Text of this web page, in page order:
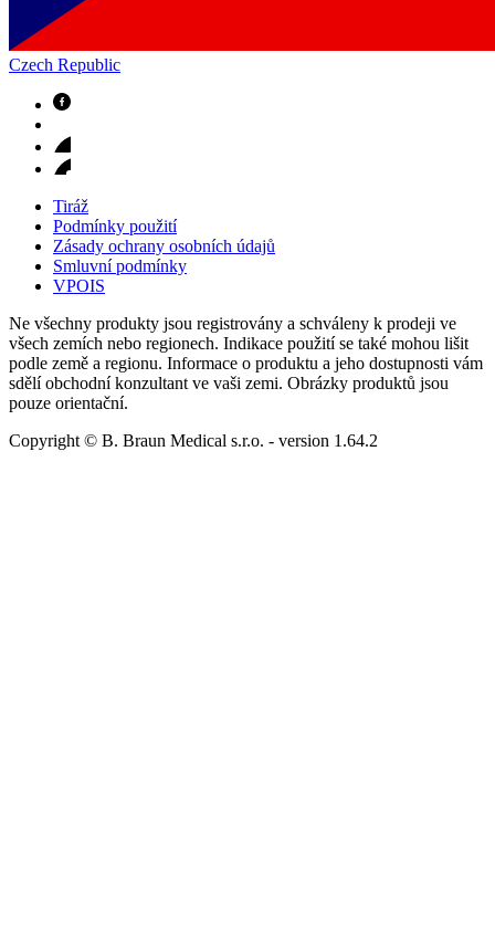
Czech Republic
Tiráž
Podmínky použití
Zásady ochrany osobních údajů
Smluvní podmínky
VPOIS
Ne všechny produkty jsou registrovány a schváleny k prodeji ve
všech zemích nebo regionech. Indikace použití se také mohou lišit
podle země a regionu. Informace o produktu a jeho dostupnosti vám
sdělí obchodní konzultant ve vaši zemi. Obrázky produktů jsou
pouze orientační.
Copyright © B. Braun Medical s.r.o. - version 1.64.2